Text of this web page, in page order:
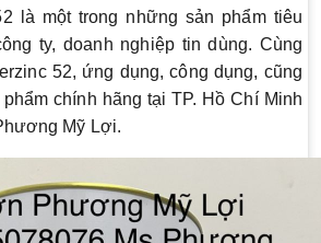
là một trong những sản phẩm tiêu
ty, doanh nghiệp tin dùng. Cùng
52, ứng dụng, công dụng, cũng
chính hãng tại TP. Hồ Chí Minh
Mỹ Lợi.